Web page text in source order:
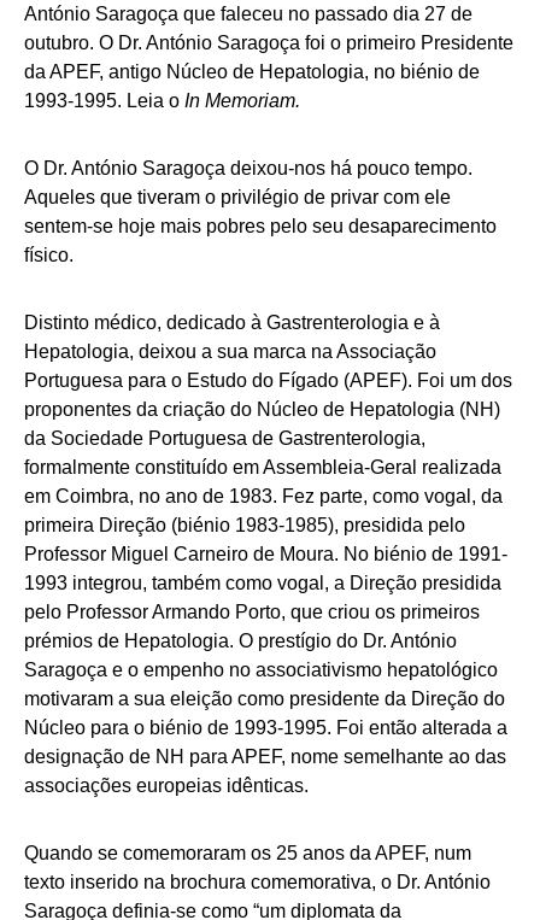
António Saragoça que faleceu no passado dia 27 de
outubro. O Dr. António Saragoça foi o primeiro Presidente
da APEF, antigo Núcleo de Hepatologia, no biénio de
1993-1995. Leia o In Memoriam.
O Dr. António Saragoça deixou-nos há pouco tempo.
Aqueles que tiveram o privilégio de privar com ele
sentem-se hoje mais pobres pelo seu desaparecimento
físico.
Distinto médico, dedicado à Gastrenterologia e à
Hepatologia, deixou a sua marca na Associação
Portuguesa para o Estudo do Fígado (APEF). Foi um dos
proponentes da criação do Núcleo de Hepatologia (NH)
da Sociedade Portuguesa de Gastrenterologia,
formalmente constituído em Assembleia-Geral realizada
em Coimbra, no ano de 1983. Fez parte, como vogal, da
primeira Direção (biénio 1983-1985), presidida pelo
Professor Miguel Carneiro de Moura. No biénio de 1991-
1993 integrou, também como vogal, a Direção presidida
pelo Professor Armando Porto, que criou os primeiros
prémios de Hepatologia. O prestígio do Dr. António
Saragoça e o empenho no associativismo hepatológico
motivaram a sua eleição como presidente da Direção do
Núcleo para o biénio de 1993-1995. Foi então alterada a
designação de NH para APEF, nome semelhante ao das
associações europeias idênticas.
Quando se comemoraram os 25 anos da APEF, num
texto inserido na brochura comemorativa, o Dr. António
Saragoça definia-se como “um diplomata da